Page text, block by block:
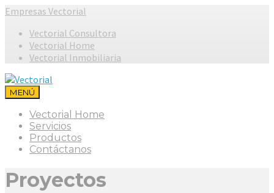
Empresas Vectorial
Vectorial Consultora
Vectorial Home
Vectorial Inmobiliaria
MENÚ
Vectorial Home
Servicios
Productos
Contáctanos
Proyectos